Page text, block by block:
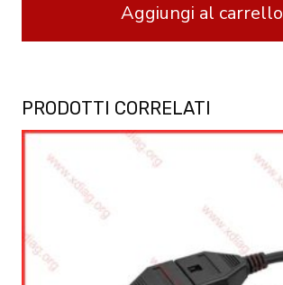
Aggiungi al carrello
PRODOTTI CORRELATI